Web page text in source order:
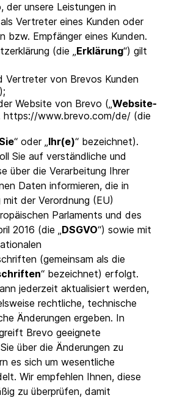
der unsere Leistungen in
Vertreter eines Kunden oder
bzw. Empfänger eines Kunden.
(die „Erklärung“) gilt
Vertreter von Brevos Kunden
Website von Brevo („Website-
https://www.brevo.com/de/ (die
“ oder „Ihr(e)“ bezeichnet).
Sie auf verständliche und
über die Verarbeitung Ihrer
Daten informieren, die in
mit der Verordnung (EU)
Parlaments und des
2016 (die „DSGVO“) sowie mit
(gemeinsam als die
“ bezeichnet) erfolgt.
jederzeit aktualisiert werden,
rechtliche, technische
Änderungen ergeben. In
Brevo geeignete
über die Änderungen zu
es sich um wesentliche
Wir empfehlen Ihnen, diese
zu überprüfen, damit